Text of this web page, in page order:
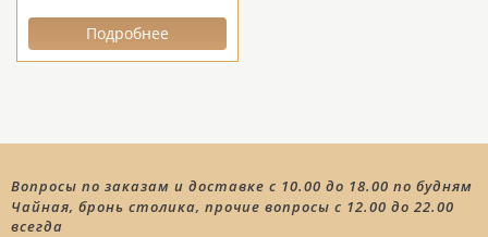
Подробнее
Вопросы по заказам и доставке с 10.00 до 18.00 по будням
Чайная, бронь столика, прочие вопросы с 12.00 до 22.00
всегда